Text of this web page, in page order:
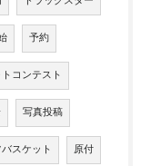
予約
コンテスト
写真投稿
スケット 原付